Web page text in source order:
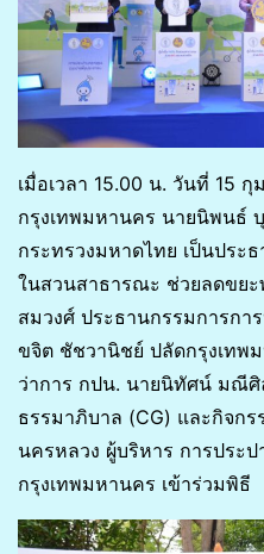
เมื่อเวลา 15.00 น. วันที่ 15
กรุงเทพมหานคร นายนิพนธ์
กระทรวงมหาดไทย เป็นประ
ในสวนสาธารณะ ช่วยลดขย
สมวงศ์ ประธานกรรมการกา
ขจิต ชัชวานิชย์ ปลัดกรุงเทพ
ว่าการ กปน. นายนิทัศน์ มณี
ธรรมาภิบาล (CG) และกิจกร
นครหลวง ผู้บริหาร การประ
กรุงเทพมหานคร เข้าร่วมพิธี